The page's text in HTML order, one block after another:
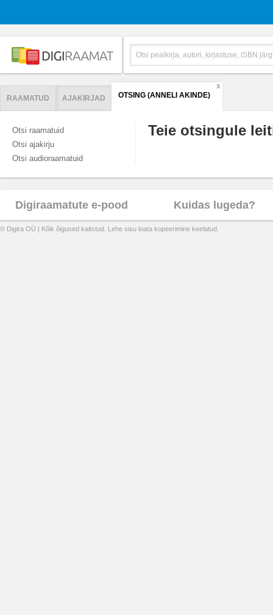
RAAMATUD AJAKIRJAD OTSING (ANNELI AKINDE)
X
Otsi raamatuid
Otsi ajakirju
Otsi audioraamatuid
Teie otsingule
Digiraamatute e-pood Kuidas lugeda?
© Digira OÜ | Kõik õigused kaitstud. Lehe sisu loata kopeerimine keelatud.